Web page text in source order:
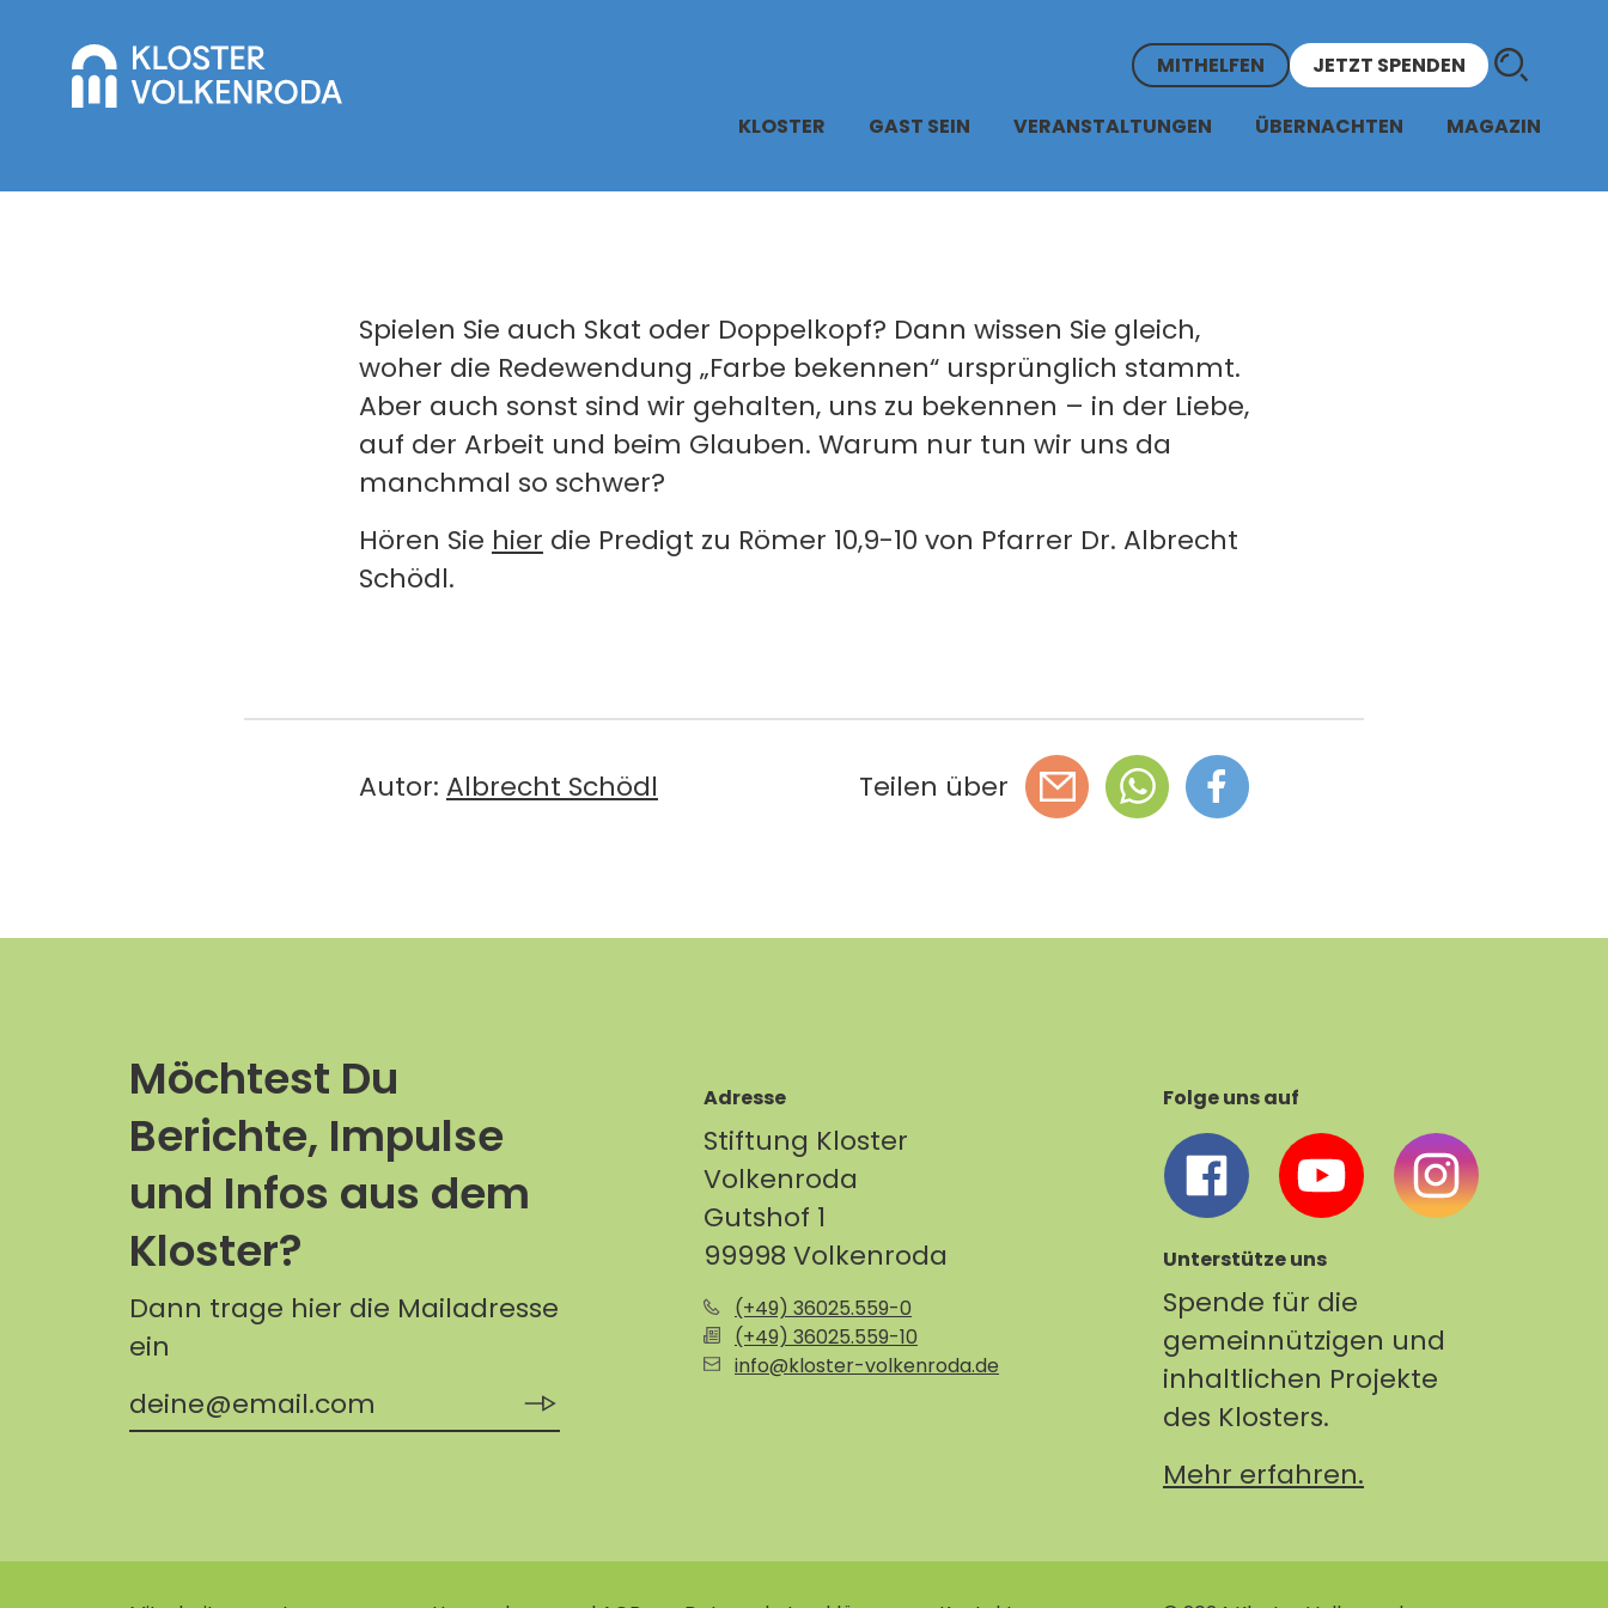
KLOSTER GAST SEIN VERANSTALTUNGEN ÜBERNACHTEN MAGAZIN
MITHELFEN JETZT SPENDEN
Spielen Sie auch Skat oder Doppelkopf? Dann wissen Sie gleich,
woher die Redewendung „Farbe bekennen“ ursprünglich stammt.
Aber auch sonst sind wir gehalten, uns zu bekennen – in der Liebe,
auf der Arbeit und beim Glauben. Warum nur tun wir uns da
manchmal so schwer?
Hören Sie hier die Predigt zu Römer 10,9-10 von Pfarrer Dr. Albrecht
Schödl.
Autor: Albrecht Schödl Teilen über
Möchtest Du
Berichte, Impulse
und Infos aus dem
Kloster?
Dann trage hier die Mailadresse
ein
Adresse
Stiftung Kloster
Volkenroda
Gutshof 1
99998 Volkenroda
(+49) 36025.559-0
(+49) 36025.559-10
info@kloster-volkenroda.de
Folge uns auf
Unterstütze uns
Spende für die
gemeinnützigen und
inhaltlichen Projekte
des Klosters.
Mehr erfahren.